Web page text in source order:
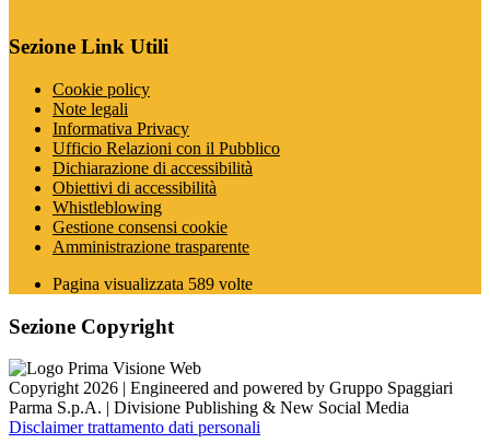
Sezione Link Utili
Cookie policy
Note legali
Informativa Privacy
Ufficio Relazioni con il Pubblico
Dichiarazione di accessibilità
Obiettivi di accessibilità
Whistleblowing
Gestione consensi cookie
Amministrazione trasparente
Pagina visualizzata 589 volte
Sezione Copyright
Copyright 2026 | Engineered and powered by Gruppo Spaggiari
Parma S.p.A. | Divisione Publishing & New Social Media
Disclaimer trattamento dati personali